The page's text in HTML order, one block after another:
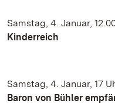
Samstag, 4. Januar,
Kinderreich
Samstag, 4. Januar, 17
Baron von Bühler